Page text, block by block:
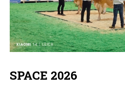
SPACE 2026